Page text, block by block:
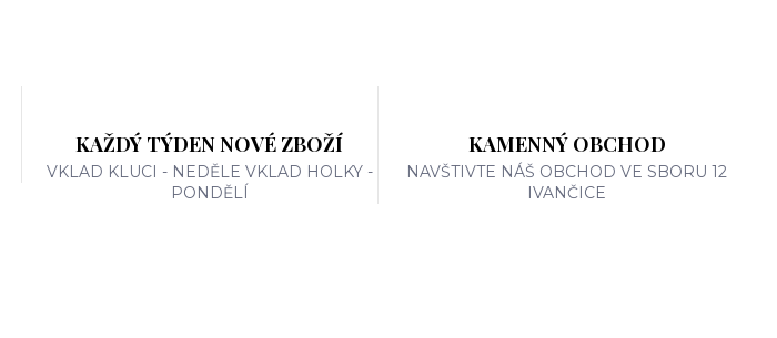
KAŽDÝ TÝDEN NOVÉ ZBOŽÍ
VKLAD KLUCI - NEDĚLE VKLAD HOLKY -
PONDĚLÍ
KAMENNÝ OBCHOD
NAVŠTIVTE NÁŠ OBCHOD VE SBORU 12
IVANČICE